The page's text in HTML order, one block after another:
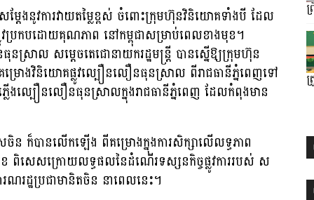
ម្ដែងនូវការវាយតម្លៃខ្ពស់ ចំពោះក្រុមហ៊ុនវិនិយោគទាំងបី ដែល
ធផ្លូវប្រកបដោយគុណភាព នៅកម្ពុជាសម្រាប់ពេលខាងមុខ។
ស្រាល សម្តេចតេជោនាយករដ្ឋមន្រ្តី បានស្នើឱ្យក្រុមហ៊ុន
ងវិនិយោគផ្លូវល្បឿនលឿនធុនស្រាល ពីរាជធានីភ្នំពេញទៅ
ភ្លើងល្បឿនលឿនធុនស្រាលក្នុងរាជធានីភ្នំពេញ ដែលកំពុងមាន
ក៏បានលើកឡើង ពីគម្រោងក្នុងការសិក្សាលើលទ្ធភាព
ខ ពិសេសក្រោយលទ្ធផលនៃដំណើរទស្សនកិច្ចផ្លូវការរបស់ ស
រណរដ្ឋប្រជាមានិតចិន នាពេលនេះ។
ត្